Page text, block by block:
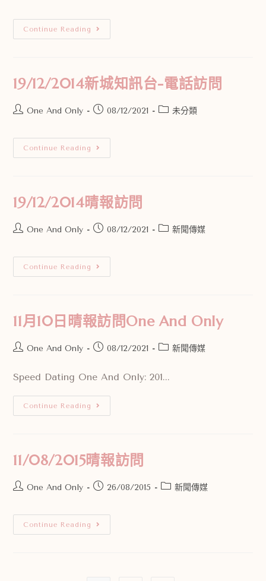
Continue Reading
19/12/2014新城知訊台-電話訪問
One And Only 08/12/2021 未分類
Continue Reading
19/12/2014晴報訪問
One And Only 08/12/2021 新聞傳媒
Continue Reading
11月10日晴報訪問One And Only
One And Only 08/12/2021 新聞傳媒
Speed Dating One And Only: 201...
Continue Reading
11/08/2015晴報訪問
One And Only 26/08/2015 新聞傳媒
Continue Reading